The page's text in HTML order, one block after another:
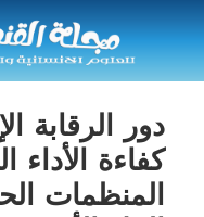
دور الرقابة
كفاءة
المنظمات